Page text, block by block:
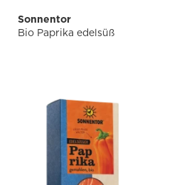
Sonnentor
Bio Paprika edelsüß